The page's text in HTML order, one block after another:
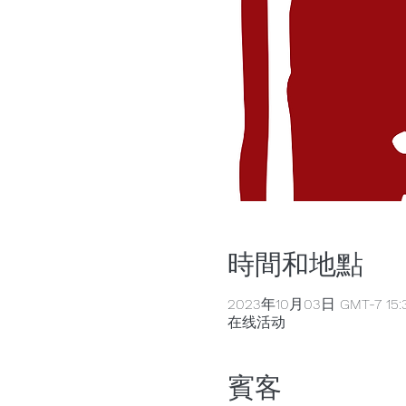
時間和地點
2023年10月03日 GMT-7
在线活动
賓客